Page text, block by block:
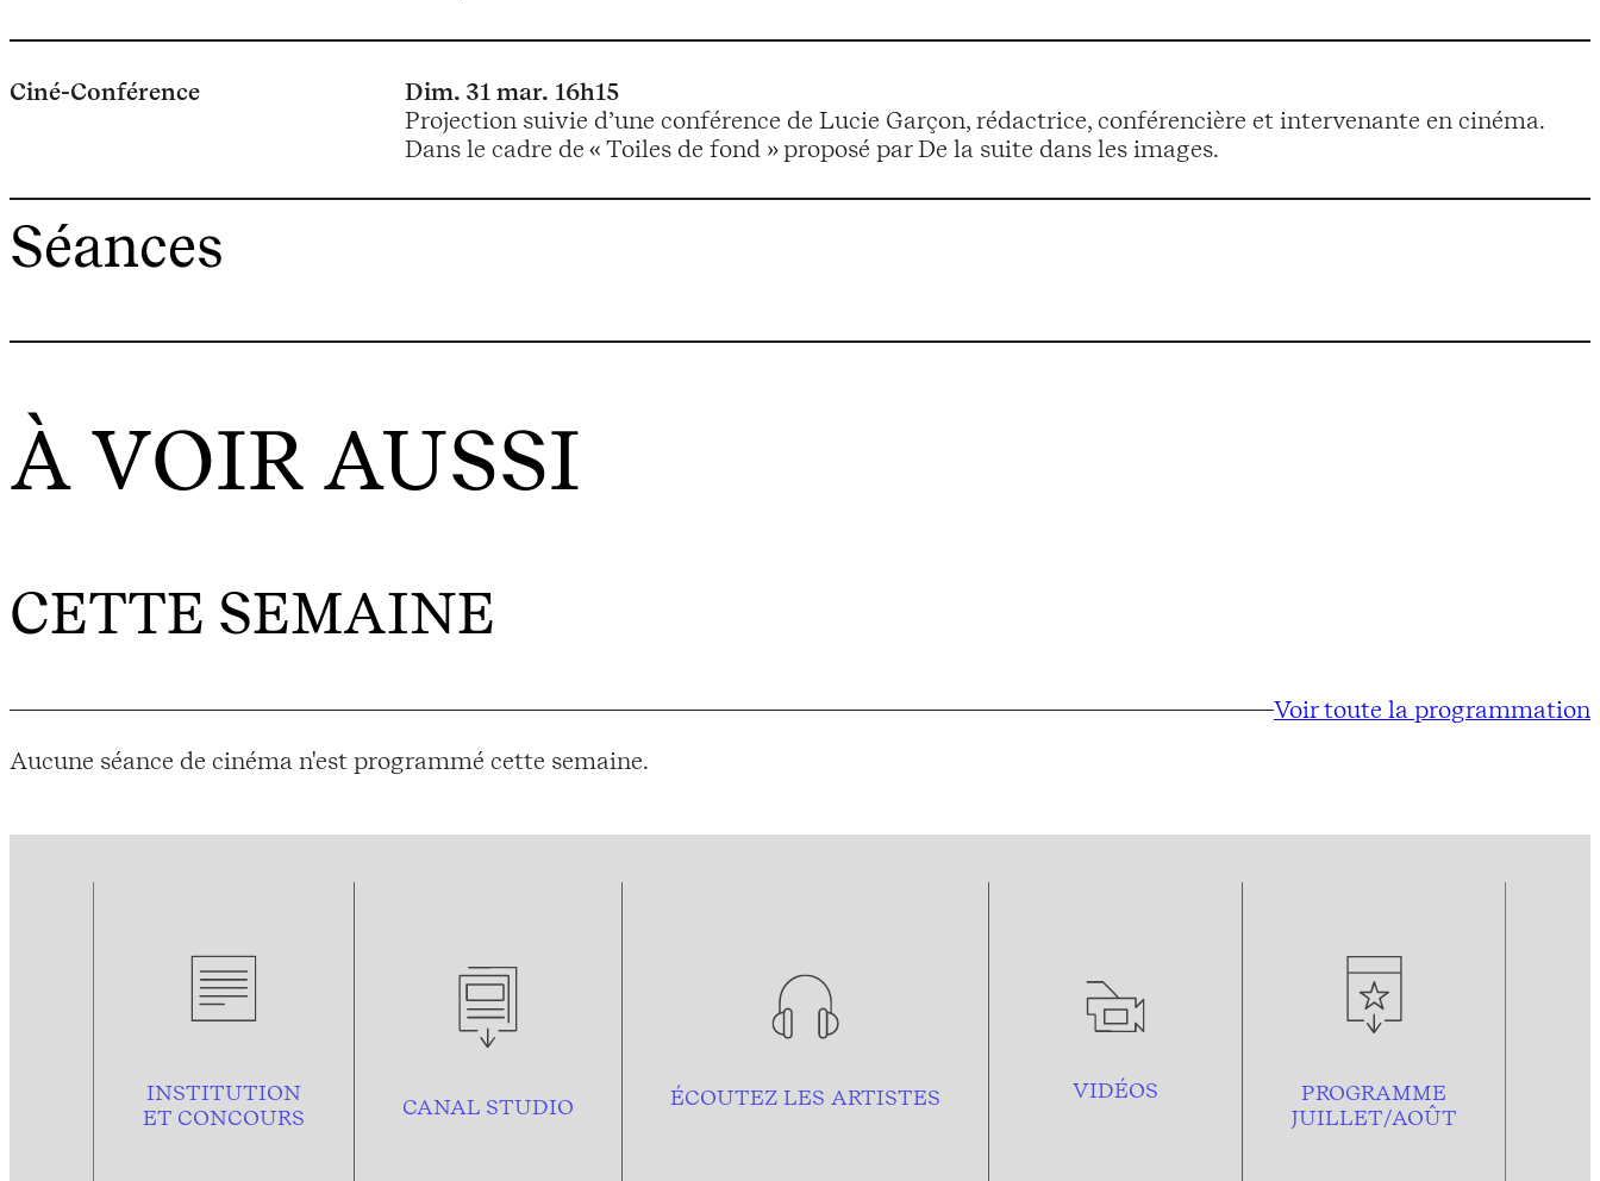
Ciné-Conférence Dim. 31 mar. 16h15
Projection suivie d’une conférence de Lucie Garçon, rédactrice, conférencière et intervenante en cinéma.
Dans le cadre de « Toiles de fond » proposé par De la suite dans les images.
Séances
À VOIR AUSSI
CETTE SEMAINE
Voir toute la programmation
Aucune séance de cinéma n'est programmé cette semaine.
INSTITUTION
ET CONCOURS
CANAL STUDIO ÉCOUTEZ LES ARTISTES VIDÉOS
PROGRAMME
JUILLET/AOÛT